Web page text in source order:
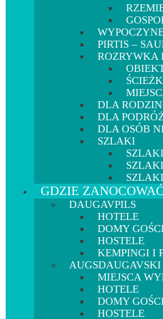
PIRTIS –
ROZRYWKA
DLA
DLA
DLA OSÓB
SZLAKI
GDZIE ZANOCOWAĆ
DAUGAVPILS
HOTELE
DOMY
HOSTELE
KEMPINGI I
AUGSDAUGAVSKI
MIEJSCA
HOTELE
DOMY
HOSTELE